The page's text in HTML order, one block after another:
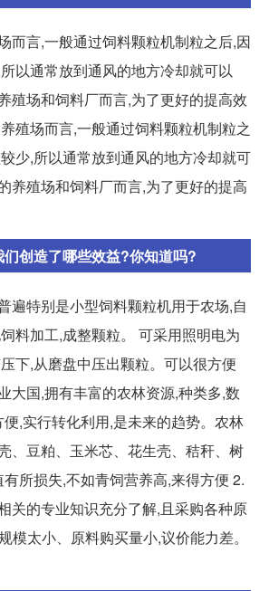
而言,一般通过饲料颗粒机制粒之后,因
以通常放到通风的地方冷却就可以
殖场和饲料厂而言,为了更好的提高效
殖场而言,一般通过饲料颗粒机制粒之
少,所以通常放到通风的地方冷却就可
养殖场和饲料厂而言,为了更好的提高
创造了哪些效益?你知道吗?
遍特别是小型饲料颗粒机用于农场,自
料加工,成整颗粒。 可采用照明电为
下,从磨盘中压出颗粒。可以很方便
大国,拥有丰富的农林资源,种类多,数
,实行转化利用,是未来的趋势。农林
、豆粕、玉米芯、花生壳、秸秆、树
所损失,不如青饲营养高,来得方便 2.
关的专业知识充分了解,且采购各种原
模太小、原料购买量小,议价能力差。